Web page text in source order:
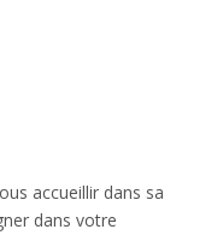
accueillir dans sa
dans votre